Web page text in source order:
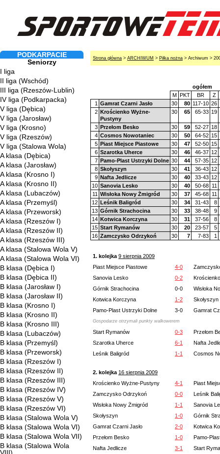
PODKARPACIE
Seniorzy
I liga
II liga (Wschód)
III liga (Rzeszów-Lublin)
IV liga (Podkarpacka)
V liga (Dębica)
V liga (Jarosław)
V liga (Krosno)
V liga (Rzeszów)
V liga (Stalowa Wola)
A klasa (Dębica)
A klasa (Jarosław)
A klasa (Krosno I)
A klasa (Krosno II)
A klasa (Lubaczów)
A klasa (Przemyśl)
A klasa (Przeworsk)
A klasa (Rzeszów I)
A klasa (Rzeszów II)
A klasa (Rzeszów III)
A klasa (Stalowa Wola V)
A klasa (Stalowa Wola VI)
B klasa (Dębica I)
B klasa (Dębica II)
B klasa (Jarosław I)
B klasa (Jarosław II)
B klasa (Krosno I)
B klasa (Krosno II)
B klasa (Krosno III)
B klasa (Lubaczów)
B klasa (Przemyśl)
B klasa (Przeworsk)
B klasa (Rzeszów I)
B klasa (Rzeszów II)
B klasa (Rzeszów III)
B klasa (Rzeszów IV)
B klasa (Rzeszów V)
B klasa (Rzeszów VI)
B klasa (Stalowa Wola V)
B klasa (Stalowa Wola VI)
B klasa (Stalowa Wola VII)
B klasa (Stalowa Wola
Strona główna > ARCHIWUM > Piłka nożna > Archiwum >
ogółem
M PKT BR
Z
1 Gamrat Czarni Jasło 30 80 117-10 26
2 Krościenko Wyżne-
Pustyny
30 65 65-33 19
3 Przełom Besko 30 59 52-27 18
4 Cosmos Nowotaniec 30 50 64-52 15
5 Piast Miejsce Piastowe 30 47 52-50 15
6 Szarotka Uherce 30 46 46-37 12
7 Pamo-Plast Ustrzyki Dolne 30 44 57-35 12
8 Skołyszyn 30 41 36-43 12
9 Nafta Jedlicze 30 40 33-43 12
10 Sanovia Lesko 30 40 50-68 11
11 Wisłoka Nowy Żmigród 30 37 45-68 11
12 Leśnik Baligród 30 34 31-43 8
13 Górnik Strachocina 30 33 38-48
9
14 Kotwica Korczyna 30 31 37-56
8
15 Start Rymanów 30 20 23-57
5
16 Zamczysko Odrzykoń 30 7 7-83 1
1. kolejka 9 sierpnia 2009
Piast Miejsce Piastowe
4-0
Sanovia Lesko
0-2
Górnik Strachocina
0-0
Wisłoka
Kotwica Korczyna
1-2
Skołyszyn
Pamo-Plast Ustrzyki Dolne
3-0 Gamrat
Gospodarze otrzymali punkty walkowerem
Start Rymanów 0-3
Przełom
Szarotka Uherce
6-1
Nafta
Leśnik Baligród
1-1 Cosmos
2. kolejka 16 sierpnia 2009
Krościenko Wyżne-Pustyny
4-1
Piast
Zamczysko Odrzykoń
0-0
Leśnik
Wisłoka Nowy Żmigród
1-1
Sanovia
Skołyszyn
1-0
Górnik
Gamrat Czarni Jasło
2-0
Kotwica
Przełom Besko
1-0
Pamo-
Nafta Jedlicze
3-1
Start